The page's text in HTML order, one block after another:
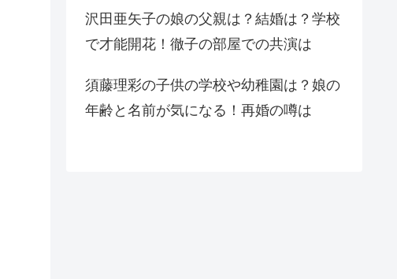
沢田亜矢子の娘の父親は？結婚は？学校
で才能開花！徹子の部屋での共演は
須藤理彩の子供の学校や幼稚園は？娘の
年齢と名前が気になる！再婚の噂は